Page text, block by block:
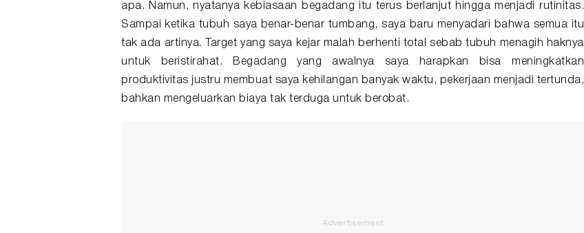
apa. Namun, nyatanya kebiasaan begadang itu terus berlanjut hingga menjadi rutinitas.
Sampai ketika tubuh saya benar-benar tumbang, saya baru menyadari bahwa semua itu
tak ada artinya. Target yang saya kejar malah berhenti total sebab tubuh menagih haknya
untuk beristirahat. Begadang yang awalnya saya harapkan bisa meningkatkan
produktivitas justru membuat saya kehilangan banyak waktu, pekerjaan menjadi tertunda,
bahkan mengeluarkan biaya tak terduga untuk berobat.